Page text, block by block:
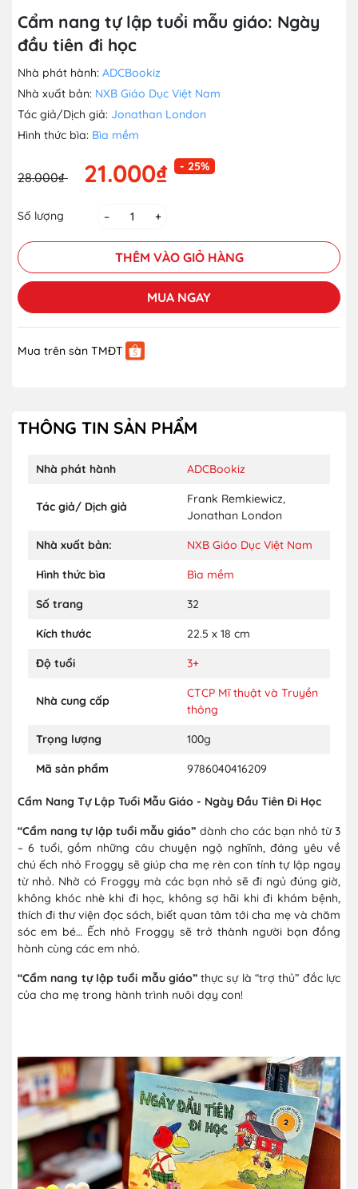
Cẩm nang tự lập tuổi mẫu giáo: Ngày
đầu tiên đi học
Nhà phát hành: ADCBookiz
Nhà xuất bản: NXB Giáo Dục Việt Nam
Tác giả/Dịch giả: Jonathan London
Hình thức bìa: Bìa mềm
28.000₫ 21.000₫ - 25%
Số lượng – +
THÊM VÀO GIỎ HÀNG
MUA NGAY
Mua trên sàn TMĐT
THÔNG TIN SẢN PHẨM
Nhà phát hành ADCBookiz
Tác giả/ Dịch giả
Frank Remkiewicz
Jonathan London
Nhà xuất bản: NXB Giáo Dục Việt Nam
Hình thức bìa Bìa mềm
Số trang 32
Kích thước 22.5 x 18 cm
Độ tuổi 3+
Nhà cung cấp
CTCP Mĩ thuật và Truyền
thông
Trọng lượng 100g
Mã sản phẩm 9786040416209
Cẩm Nang Tự Lập Tuổi Mẫu Giáo - Ngày Đầu Tiên Đi Học
“Cẩm nang tự lập tuổi mẫu giáo” dành cho các bạn nhỏ từ 3
– 6 tuổi, gồm những câu chuyện ngộ nghĩnh, đáng yêu về
chú ếch nhỏ Froggy sẽ giúp cha mẹ rèn con tính tự lập ngay
từ nhỏ. Nhờ có Froggy mà các bạn nhỏ sẽ đi ngủ đúng giờ,
không khóc nhè khi đi học, không sợ hãi khi đi khám bệnh,
thích đi thư viện đọc sách, biết quan tâm tới cha mẹ và chăm
sóc em bé… Ếch nhỏ Froggy sẽ trở thành người bạn đồng
hành cùng các em nhỏ.
“Cẩm nang tự lập tuổi mẫu giáo”thực sự là “trợ thủ” đắc lực
của cha mẹ trong hành trình nuôi dạy con!